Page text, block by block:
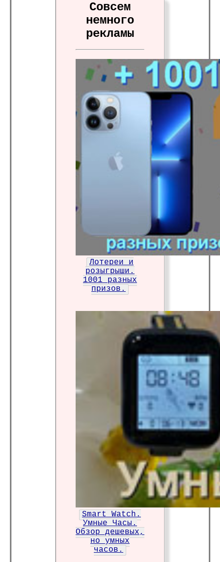
Совсем
немного
рекламы
Лотереи и
розыгрыши.
1001 разных
призов.
Smart Watch.
Умные Часы.
Обзор дешевых,
но умных
часов.